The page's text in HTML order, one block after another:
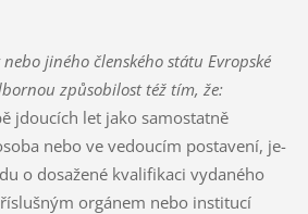
jiného členského státu Evropské
způsobilost též tím, že:
jdoucích let jako samostatně
nebo ve vedoucím postavení, je-
o dosažené kvalifikaci vydaného
orgánem nebo institucí